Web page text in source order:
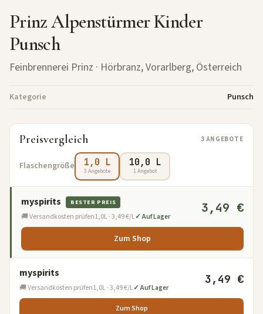
Prinz Alpenstürmer Kinder
Punsch
Feinbrennerei Prinz · Hörbranz, Vorarlberg, Österreich
Kategorie Punsch
Preisvergleich 3 ANGEBOTE
Flaschengröße 1,0 L
3 Angebote
10,0 L
1 Angebot
myspirits BESTER PREIS
🚚 Versandkosten prüfen1,0L · 3,49 €/L✓ Auf Lager
3,49 €
Zum Shop
myspirits
🚚 Versandkosten prüfen1,0L · 3,49 €/L✓ Auf Lager
3,49 €
Zum Shop